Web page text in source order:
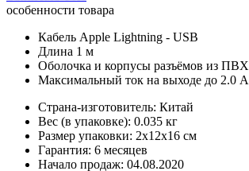
особенности товара
Кабель Apple Lightning - USB
Длина 1 м
Оболочка и корпусы разъёмов из ПВХ
Максимальный ток на выходе до 2.0 А
Страна-изготовитель: Китай
Вес (в упаковке): 0.035 кг
Размер упаковки: 2x12x16 см
Гарантия: 6 месяцев
Начало продаж: 04.08.2020